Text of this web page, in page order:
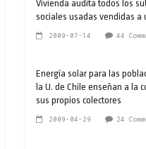
Vivienda audita todos los
sociales usadas vendidas a
2009-07-14 44
Energía solar para las
la U. de Chile enseñan a la
sus propios colectores
2009-04-29 24